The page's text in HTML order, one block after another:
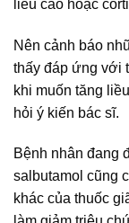
liều cao hoặc
Nên cảnh báo
thấy đáp ứng với
khi muốn tăng
hỏi ý kiến bác sĩ.
Bệnh nhân đang
salbutamol cũng
khác của thuốc